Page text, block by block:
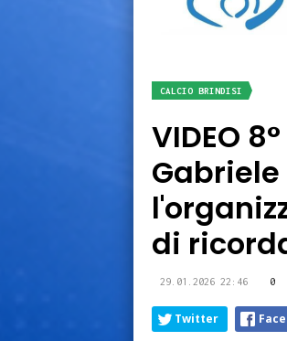
CALCIO BRINDISI
VIDEO
di
29.01.2026 22:46 0
Twitter